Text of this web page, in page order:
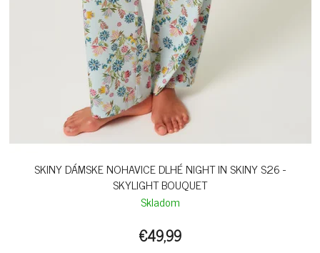
SKINY DÁMSKE NOHAVICE DLHÉ NIGHT IN SKINY S26 -
SKYLIGHT BOUQUET
Skladom
€49,99